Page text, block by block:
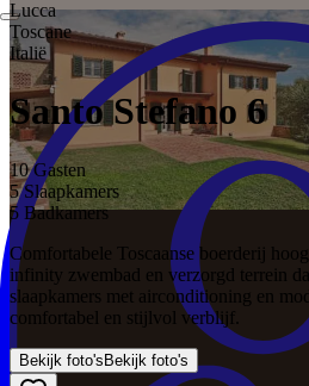
Lucca
Toscane
Italië
Santo Stefano 6
10 Gasten
5 Slaapkamers
5 Badkamers
Comfortabele Toscaanse boerderij
infinity zwembad en verzorgd terrein
slaapkamers met airconditioning en
comfortabel en stijlvol verblijf.
Bekijk foto's Bekijk foto's